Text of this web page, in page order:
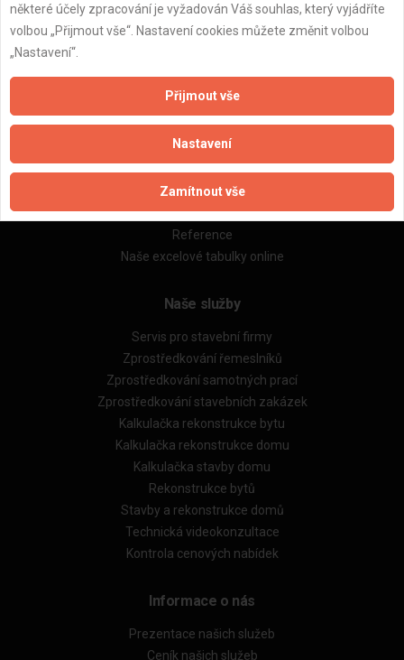
Důležité informace
Naše firmy a řemeslníci
Zpracování a ochrana osobních údajů
Zásady pro používání souborů cookie
Obchodní podmínky (zprostředkování)
Obchodní podmínky (rozpočtování)
Reference
Naše excelové tabulky online
Naše služby
Servis pro stavební firmy
Zprostředkování řemeslníků
Zprostředkování samotných prací
Zprostředkování stavebních zakázek
Kalkulačka rekonstrukce bytu
Kalkulačka rekonstrukce domu
Kalkulačka stavby domu
Rekonstrukce bytů
Stavby a rekonstrukce domů
Technická videokonzultace
Kontrola cenových nabídek
Informace o nás
Prezentace našich služeb
Ceník našich služeb
některé účely zpracování je vyžadován Váš souhlas, který vyjádříte
volbou „Přijmout vše“. Nastavení cookies můžete změnit volbou
„Nastavení“.
Přijmout vše
Nastavení
Zamítnout vše